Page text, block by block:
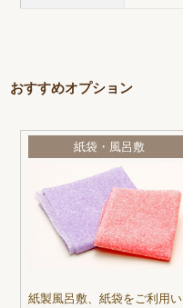
おすすめオプション
紙袋・風呂敷
紙製風呂敷、紙袋をご利用い